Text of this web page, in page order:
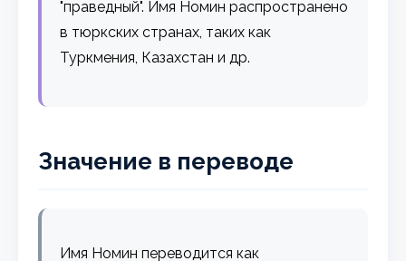
"праведный". Имя Номин распространено
в тюркских странах, таких как
Туркмения, Казахстан и др.
Значение в переводе
Имя Номин переводится как